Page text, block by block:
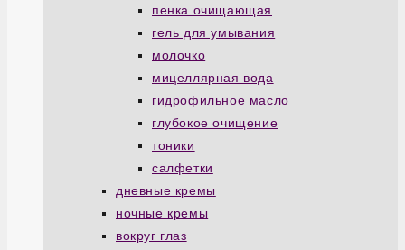
пенка очищающая
гель для умывания
молочко
мицеллярная вода
гидрофильное масло
глубокое очищение
тоники
салфетки
дневные кремы
ночные кремы
вокруг глаз